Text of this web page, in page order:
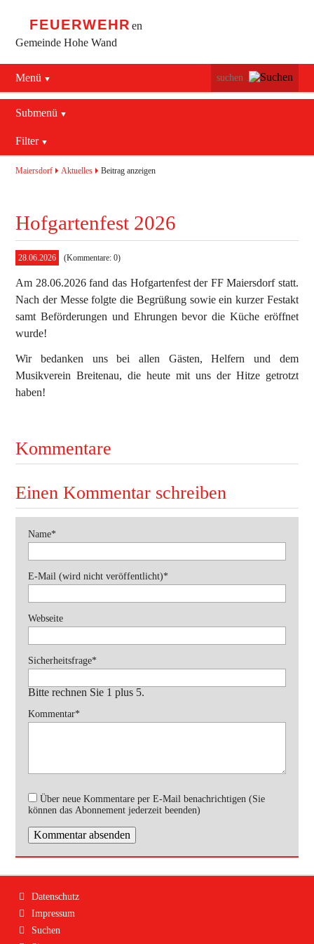
FEUERWEHR en
Gemeinde Hohe Wand
Menü
Navigation
überspringen
Netting
Submenü
überspringen
Aktuelles
Mannschaft
Ausrüstung
Blaulichtzentrum
Feuerwehrhaus (bis 2022)
Fahrzeuge
Termine
Geschichte
Kontakt
Filter
2016
2018
2019
Aktuelles
Allgemein
Bewerbe
Einsätze
Veranstaltungen
Maiersdorf Aktuelles Beitrag anzeigen
Hofgartenfest 2026
28.06.2026 (Kommentare: 0)
Am 28.06.2026 fand das Hofgartenfest der FF Maiersdorf statt.
Nach der Messe folgte die Begrüßung sowie ein kurzer Festakt
samt Beförderungen und Ehrungen bevor die Küche eröffnet
wurde!
Wir bedanken uns bei allen Gästen, Helfern und dem
Musikverein Breitenau, die heute mit uns der Hitze getrotzt
haben!
Kommentare
Einen Kommentar schreiben
Pflichtfeld
Name*
Pflichtfeld
E-Mail (wird nicht veröffentlicht)*
Webseite
Pflichtfeld
Sicherheitsfrage*
Bitte rechnen Sie 1 plus 5.
Pflichtfeld
Kommentar*
Über neue Kommentare per E-Mail benachrichtigen (Sie
können das Abonnement jederzeit beenden)
Kommentar absenden
Navigation
Datenschutz
Impressum
Suchen